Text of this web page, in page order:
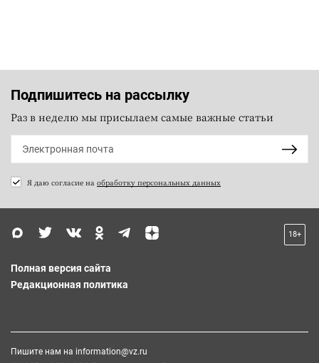
Подпишитесь на рассылку
Раз в неделю мы присылаем самые важные статьи
Я даю согласие на обработку персональных данных
18+
Полная версия сайта
Редакционная политика
Пишите нам на information@vz.ru